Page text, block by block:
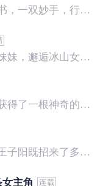
一个落魄的小农，两本神奇的医书，一双妙手，行医天下...... 我，宋晚成，什么样的美女没见过...... 这里，有你想看的
狼牙特种队队长回归都市，保护妹妹，邂逅冰山女神，斗日本天才，灭黑暗势力，建造商业帝国，谱写一曲轰轰烈烈的都市大风歌！
原本平凡的学生唐启，因缘际会获得了一根神奇的手指，从此开启了一段异彩纷呈的人生。赌石，我泰然自若！品鉴，我谁与争锋！财富，我唾手可得！美女，我身伺环绕！脚踩二代，拳讨恶霸，纵横逍遥，唯我独尊！且看普通的少年，如何在都市中如鱼得水，纵横四方，成为一代传奇捡漏王！
误打误撞学得了一门玄奇医技，王子阳既招来了多方嫉妒，也造就了一段段逆天传奇。只需一副银针，他即可向世界展现无穷的中医魅力，王之医者，不容侵犯，势不可挡……
主角